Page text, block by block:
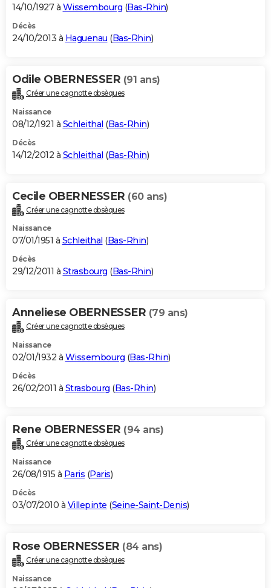
14/10/1927 à Wissembourg (Bas-Rhin)
Décès
24/10/2013 à Haguenau (Bas-Rhin)
Odile OBERNESSER (91 ans)
Créer une cagnotte obsèques
Naissance
08/12/1921 à Schleithal (Bas-Rhin)
Décès
14/12/2012 à Schleithal (Bas-Rhin)
Cecile OBERNESSER (60 ans)
Créer une cagnotte obsèques
Naissance
07/01/1951 à Schleithal (Bas-Rhin)
Décès
29/12/2011 à Strasbourg (Bas-Rhin)
Anneliese OBERNESSER (79 ans)
Créer une cagnotte obsèques
Naissance
02/01/1932 à Wissembourg (Bas-Rhin)
Décès
26/02/2011 à Strasbourg (Bas-Rhin)
Rene OBERNESSER (94 ans)
Créer une cagnotte obsèques
Naissance
26/08/1915 à Paris (Paris)
Décès
03/07/2010 à Villepinte (Seine-Saint-Denis)
Rose OBERNESSER (84 ans)
Créer une cagnotte obsèques
Naissance